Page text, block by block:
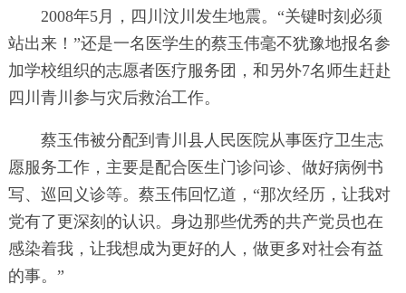
2008年5月，四川汶川发生地震。“关键时刻必须
站出来！”还是一名医学生的蔡玉伟毫不犹豫地报名参
加学校组织的志愿者医疗服务团，和另外7名师生赶赴
四川青川参与灾后救治工作。
蔡玉伟被分配到青川县人民医院从事医疗卫生志
愿服务工作，主要是配合医生门诊问诊、做好病例书
写、巡回义诊等。蔡玉伟回忆道，“那次经历，让我对
党有了更深刻的认识。身边那些优秀的共产党员也在
感染着我，让我想成为更好的人，做更多对社会有益
的事。”